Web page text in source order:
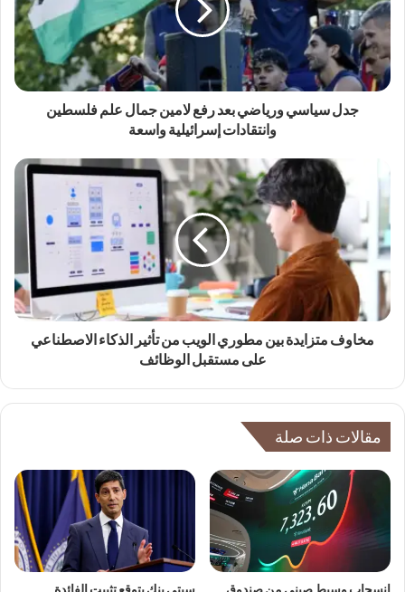
جدل سياسي ورياضي بعد رفع لامين جمال علم فلسطين
وانتقادات إسرائيلية واسعة
مخاوف متزايدة بين مطوري الويب من تأثير الذكاء الاصطناعي
على مستقبل الوظائف
مقالات ذات صلة